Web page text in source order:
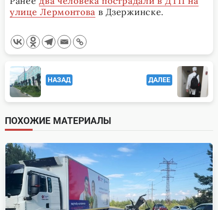
улице Лермонтова в Дзержинске.
<span
class="nav-
subtitle
screen-
reader-
text">Page</span>
НАЗАД ДАЛЕЕ
ПОХОЖИЕ МАТЕРИАЛЫ